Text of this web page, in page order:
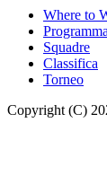
Where to
Programma
Squadre
Classifica
Torneo
Copyright (C)